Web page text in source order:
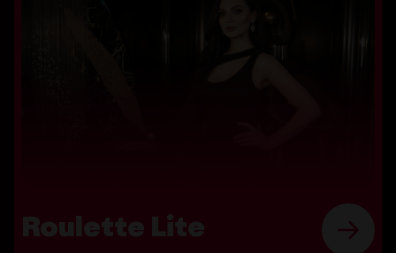
Roulette Lite